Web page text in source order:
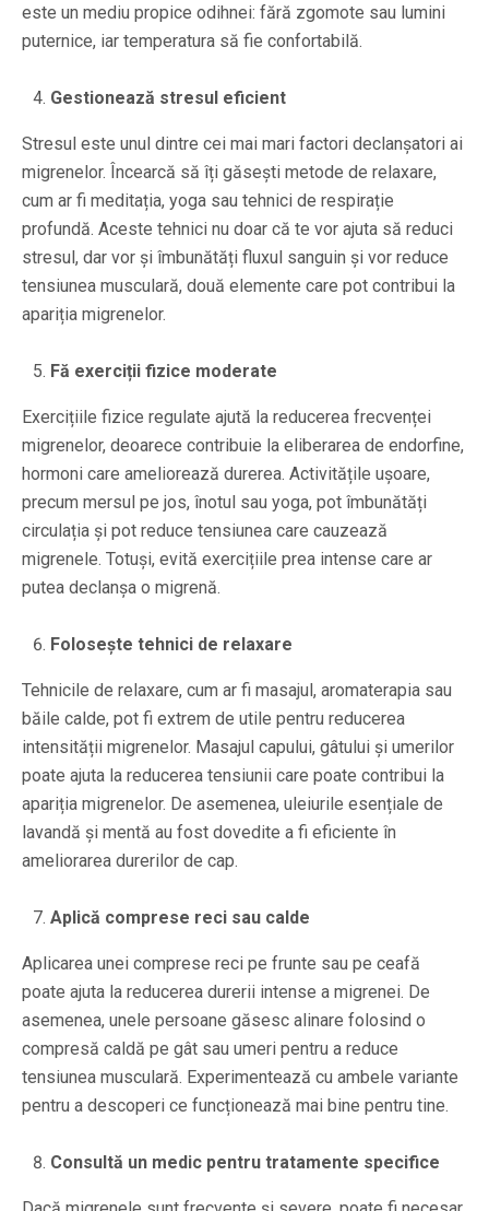
este un mediu propice odihnei: fără zgomote sau lumini
puternice, iar temperatura să fie confortabilă.
Gestionează stresul eficient
Stresul este unul dintre cei mai mari factori declanșatori ai
migrenelor. Încearcă să îți găsești metode de relaxare,
cum ar fi meditația, yoga sau tehnici de respirație
profundă. Aceste tehnici nu doar că te vor ajuta să reduci
stresul, dar vor și îmbunătăți fluxul sanguin și vor reduce
tensiunea musculară, două elemente care pot contribui la
apariția migrenelor.
Fă exerciții fizice moderate
Exercițiile fizice regulate ajută la reducerea frecvenței
migrenelor, deoarece contribuie la eliberarea de endorfine,
hormoni care ameliorează durerea. Activitățile ușoare,
precum mersul pe jos, înotul sau yoga, pot îmbunătăți
circulația și pot reduce tensiunea care cauzează
migrenele. Totuși, evită exercițiile prea intense care ar
putea declanșa o migrenă.
Folosește tehnici de relaxare
Tehnicile de relaxare, cum ar fi masajul, aromaterapia sau
băile calde, pot fi extrem de utile pentru reducerea
intensității migrenelor. Masajul capului, gâtului și umerilor
poate ajuta la reducerea tensiunii care poate contribui la
apariția migrenelor. De asemenea, uleiurile esențiale de
lavandă și mentă au fost dovedite a fi eficiente în
ameliorarea durerilor de cap.
Aplică comprese reci sau calde
Aplicarea unei comprese reci pe frunte sau pe ceafă
poate ajuta la reducerea durerii intense a migrenei. De
asemenea, unele persoane găsesc alinare folosind o
compresă caldă pe gât sau umeri pentru a reduce
tensiunea musculară. Experimentează cu ambele variante
pentru a descoperi ce funcționează mai bine pentru tine.
Consultă un medic pentru tratamente specifice